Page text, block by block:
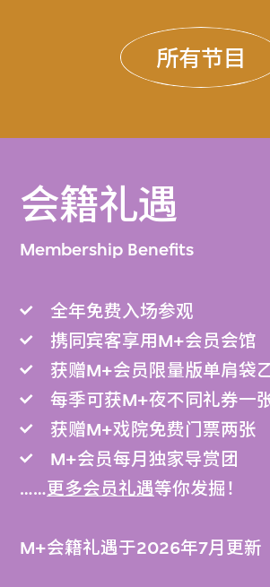
所有节目
会籍礼遇
Membership Benefits
全年免费入场参观
携同宾客享用M+会员会馆
获赠M+会员限量版单肩袋
每季可获M+夜不同礼券一
获赠M+戏院免费门票两张
M+会员每月独家导赏团
……更多会员礼遇等你发掘！
M+会籍礼遇于2026年7月更新